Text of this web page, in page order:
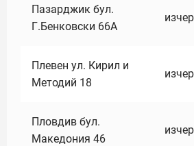
Пазарджик бул.
Г.Бенковски 66А
Плевен ул. Кирил и
Методий 18
Пловдив бул.
Македония 46